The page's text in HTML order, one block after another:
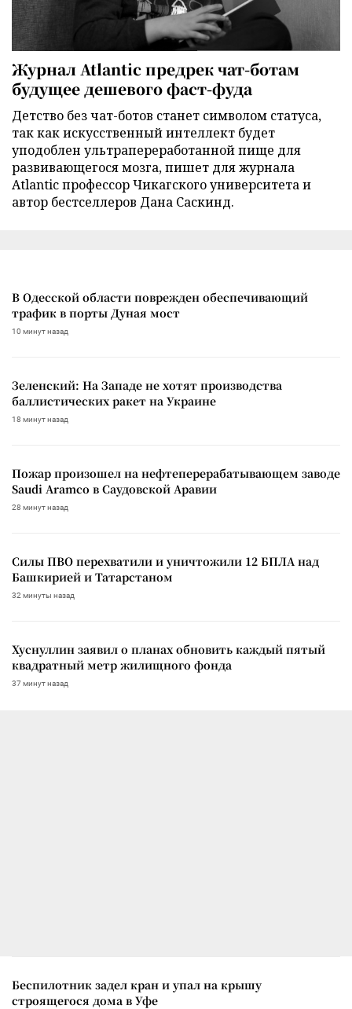
Журнал Atlantic предрек чат-ботам
будущее дешевого фаст-фуда
Детство без чат-ботов станет символом статуса,
так как искусственный интеллект будет
уподоблен ультрапереработанной пище для
развивающегося мозга, пишет для журнала
Atlantic профессор Чикагского университета и
автор бестселлеров Дана Саскинд.
В Одесской области поврежден обеспечивающий
трафик в порты Дуная мост
10 минут назад
Зеленский: На Западе не хотят производства
баллистических ракет на Украине
18 минут назад
Пожар произошел на нефтеперерабатывающем заводе
Saudi Aramco в Саудовской Аравии
28 минут назад
Силы ПВО перехватили и уничтожили 12 БПЛА над
Башкирией и Татарстаном
32 минуты назад
Хуснуллин заявил о планах обновить каждый пятый
квадратный метр жилищного фонда
37 минут назад
Беспилотник задел кран и упал на крышу
строящегося дома в Уфе